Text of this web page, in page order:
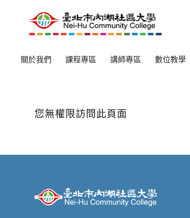
關於我們 課程專區 講師專區 數位教學
您無權限訪問此頁面